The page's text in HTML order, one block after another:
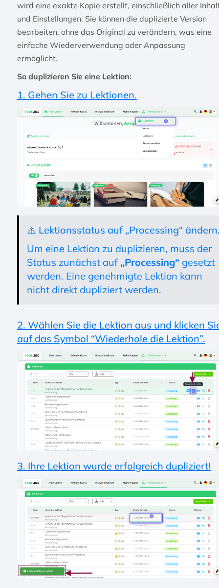
wird eine exakte Kopie erstellt, einschließlich aller
und Einstellungen. Sie können die duplizierte Version
bearbeiten, ohne das Original zu verändern, was eine
einfache Wiederverwendung oder Anpassung
ermöglicht.
So duplizieren Sie eine Lektion:
1. Gehen Sie zu Lektionen.
⚠️ Lektionsstatus auf „Processing“
Um eine Lektion zu duplizieren, muss der
Status zunächst auf „Processing“ gesetzt
werden. Eine genehmigte Lektion kann
nicht direkt dupliziert werden.
2. Wählen Sie die Lektion aus und klicken
auf das Symbol “Wiederhole die Lektion”.
3. Ihre Lektion wurde erfolgreich dupliziert!